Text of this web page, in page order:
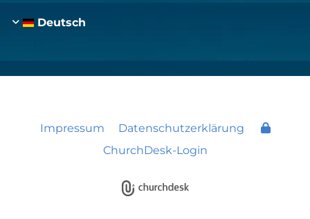
Deutsch
Impressum
Datenschutzerklärung
ChurchDesk-Login